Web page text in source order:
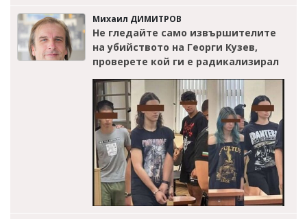
Михаил ДИМИТРОВ
Не гледайте само извършителите
на убийството на Георги Кузев,
проверете кой ги е радикализирал